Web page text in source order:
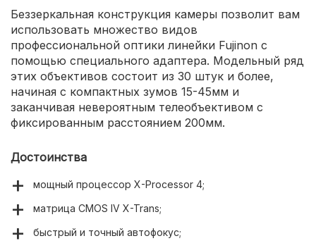
Беззеркальная конструкция камеры позволит вам
использовать множество видов
профессиональной оптики линейки Fujinon с
помощью специального адаптера. Модельный ряд
этих объективов состоит из 30 штук и более,
начиная с компактных зумов 15-45мм и
заканчивая невероятным телеобъективом с
фиксированным расстоянием 200мм.
Достоинства
мощный процессор X-Processor 4;
матрица CMOS IV X-Trans;
быстрый и точный автофокус;